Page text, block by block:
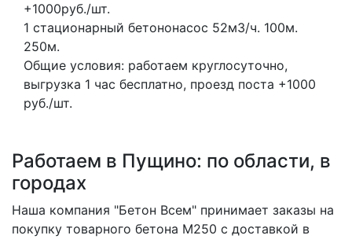
+1000руб./шт.
1 стационарный бетононасос 52м3/ч. 100м.
250м.
Общие условия: работаем круглосуточно,
выгрузка 1 час бесплатно, проезд поста +1000
руб./шт.
Работаем в Пущино: по области, в
городах
Наша компания "Бетон Всем" принимает заказы на
покупку товарного бетона M250 с доставкой в